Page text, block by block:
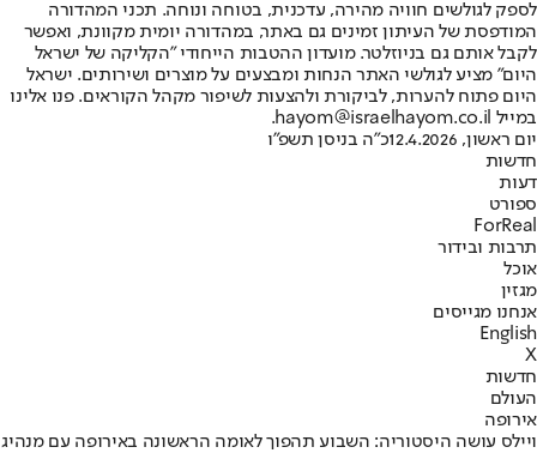
לספק לגולשים חוויה מהירה, עדכנית, בטוחה ונוחה. תכני המהדורה
המודפסת של העיתון זמינים גם באתר, במהדורה יומית מקוונת, ואפשר
לקבל אותם גם בניוזלטר. מועדון ההטבות הייחודי "הקליקה של ישראל
היום" מציע לגולשי האתר הנחות ומבצעים על מוצרים ושירותים. ישראל
היום פתוח להערות, לביקורת ולהצעות לשיפור מקהל הקוראים. פנו אלינו
במייל hayom@israelhayom.co.il.
יום ראשון, 12.4.2026
כ"ה בניסן תשפ"ו
חדשות
דעות
ספורט
ForReal
תרבות ובידור
אוכל
מגזין
אנחנו מגייסים
English
X
חדשות
העולם
אירופה
ויילס עושה היסטוריה: השבוע תהפוך לאומה הראשונה באירופה עם מנהיג